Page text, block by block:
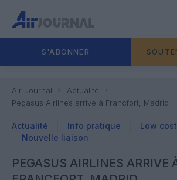
S'ABONNER
Air Journal
Actualité
Pegasus Airlines arrive à Francfort, Madrid
Actualité Info pratique
Low cost
Nouvelle liaison
PEGASUS AIRLINES ARRIVE